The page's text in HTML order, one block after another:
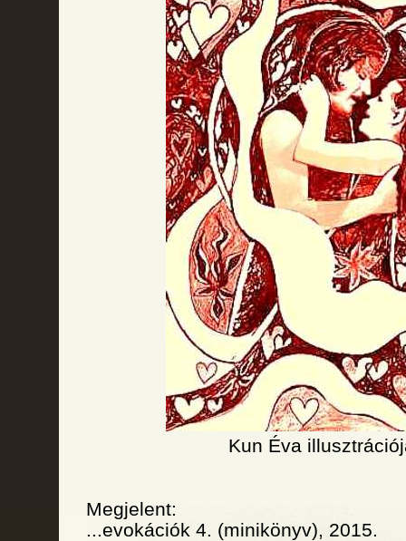
Kun Éva
Megjelent:
...evokációk 4. (minikönyv), 2015.